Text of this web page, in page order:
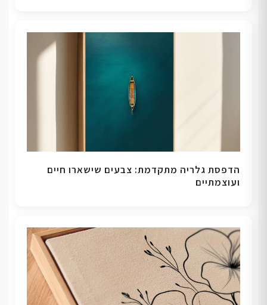
הדפסת גלריה מתקדמת: צבעים שישארו חיים
ועוצמתיים